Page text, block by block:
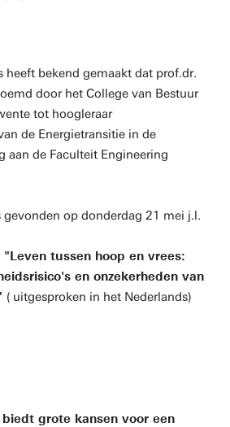
heeft bekend gemaakt dat prof.dr.
door het College van Bestuur
tot hoogleraar
de Energietransitie in de
aan de Faculteit Engineering
gevonden op donderdag 21 mei j.l.
"Leven tussen hoop en vrees:
en onzekerheden van
( uitgesproken in het Nederlands)
grote kansen voor een